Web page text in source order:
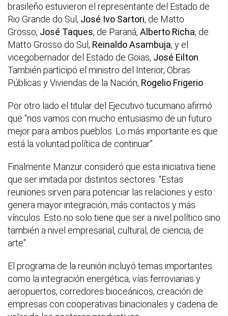
brasileño estuvieron el representante del Estado de
Rio Grande do Sul, José Ivo Sartori, de Matto
Grosso, José Taques, de Paraná, Alberto Richa, de
Matto Grosso do Sul, Reinaldo Asambuja, y el
vicegobernador del Estado de Goias, José Eilton.
También participó el ministro del Interior, Obras
Públicas y Viviendas de la Nación, Rogelio Frigerio.
Por otro lado el titular del Ejecutivo tucumano afirmó
que “nos vamos con mucho entusiasmo de un futuro
mejor para ambos pueblos. Lo más importante es que
está la voluntad política de continuar”.
Finalmente Manzur consideró que esta iniciativa tiene
que ser imitada por distintos sectores. “Estas
reuniones sirven para potenciar las relaciones y esto
genera mayor integración, más contactos y más
vínculos. Esto no solo tiene que ser a nivel político sino
también a nivel empresarial, cultural, de ciencia, de
arte”.
El programa de la reunión incluyó temas importantes
como la integración energética, vías ferroviarias y
aeropuertos, corredores bioceánicos, creación de
empresas con cooperativas binacionales y cadena de